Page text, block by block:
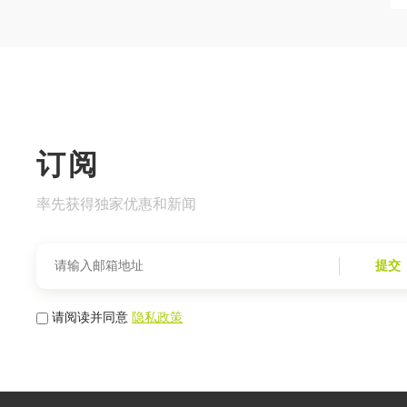
订阅
率先获得独家优惠和新闻
提交
请阅读并同意隐私政策